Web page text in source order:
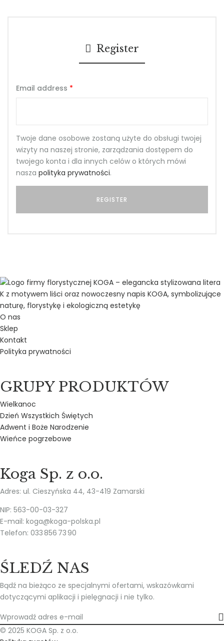
Register
Email address *
Twoje dane osobowe zostaną użyte do obsługi twojej
wizyty na naszej stronie, zarządzania dostępem do
twojego konta i dla innych celów o których mówi
nasza polityka prywatności.
O nas
Sklep
Kontakt
Polityka prywatności
GRUPY PRODUKTÓW
Wielkanoc
Dzień Wszystkich Świętych
Adwent i Boże Narodzenie
Wieńce pogrzebowe
Koga Sp. z o.o.
Adres: ul. Cieszyńska 44, 43-419 Zamarski
NIP: 563-00-03-327
E-mail: koga@koga-polska.pl
Telefon: 033 856 73 90
ŚLEDŹ NAS
Bądź na bieżąco ze specjalnymi ofertami, wskazówkami
dotyczącymi aplikacji i pielęgnacji i nie tylko.
© 2025 KOGA Sp. z o.o.